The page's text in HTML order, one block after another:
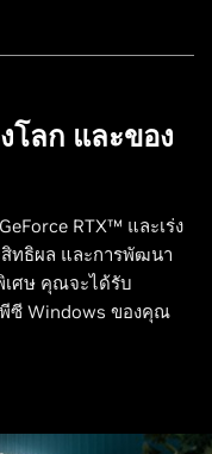
โลก และของ
RTX™ และเร่ง
สิทธิผล และการพัฒนา
เศษ คุณจะได้รับ
ซี Windows ของคุณ